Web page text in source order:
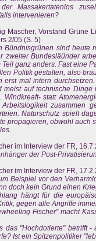
Massakertatenlos
intervenieren?
Mascher, Vorstand Grüne
2/05 (S. 5)
Bündnisgrünen sind heute
zweiter Bundesläünder
ganz anders. Fast eine
Politik gestalten, also
erst mal intern
meist auf technische
Windkreaft- statt
Arbeitslogikeit zusammen
Naturschutz spielt
propagieren, obwohl auch
im Interview der FR,
der Post-
im Interview der FR,
Beispiel vor den
doch kein Grund einen
hängt für die
gegen alle Angriffe
Fischer" macht
das "Hochdotierte" betrifft
Ist ein Spitzenpolitiker